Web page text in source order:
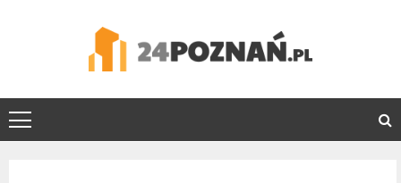
24Poznań.pl